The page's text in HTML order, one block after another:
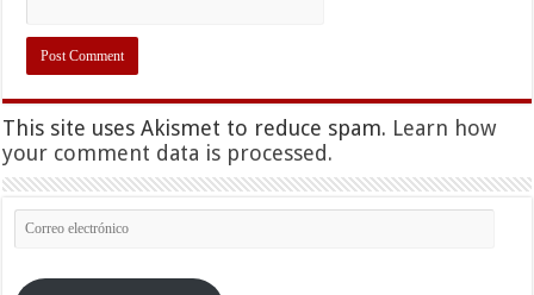
This site uses Akismet to reduce spam. Learn how
your comment data is processed.
Correo
electrónico